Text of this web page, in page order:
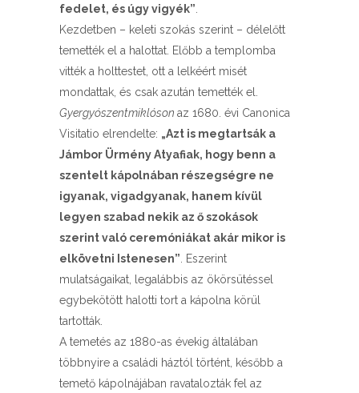
fedelet, és úgy vigyék”
Kezdetben – keleti szokás szerint – délelőtt
temették el a halottat. Előbb a templomba
vitték a holttestet, ott a lelkéért misét
mondattak, és csak azután temették el.
Gyergyószentmiklóson az 1680. évi Canonica
Visitatio elrendelte: „Azt is megtartsák a
Jámbor Ürmény Atyafiak, hogy benn a
szentelt kápolnában részegségre ne
igyanak, vigadgyanak, hanem kívül
legyen szabad nekik az ő szokások
szerint való ceremóniákat akár mikor is
elkövetni Istenesen” . Eszerint
mulatságaikat, legalábbis az ökörsütéssel
egybekötött halotti tort a kápolna körül
tartották.
A temetés az 1880-as évekig általában
többnyire a családi háztól történt, később a
temető kápolnájában ravatalozták fel az